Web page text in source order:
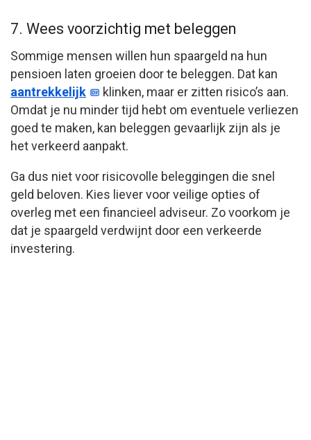
7. Wees voorzichtig met beleggen
Sommige mensen willen hun spaargeld na hun
pensioen laten groeien door te beleggen. Dat kan
aantrekkelijk
klinken, maar er zitten risico’s aan.
Omdat je nu minder tijd hebt om eventuele verliezen
goed te maken, kan beleggen gevaarlijk zijn als je
het verkeerd aanpakt.
Ga dus niet voor risicovolle beleggingen die snel
geld beloven. Kies liever voor veilige opties of
overleg met een financieel adviseur. Zo voorkom je
dat je spaargeld verdwijnt door een verkeerde
investering.